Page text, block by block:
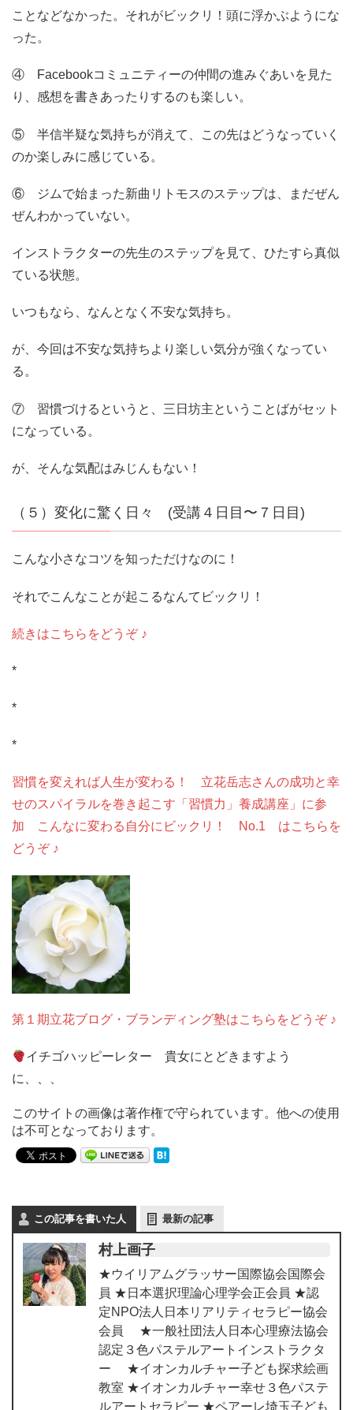
ことなどなかった。それがビックリ！頭に浮かぶようにな
った。
④ Facebookコミュニティーの仲間の進みぐあいを見た
り、感想を書きあったりするのも楽しい。
⑤ 半信半疑な気持ちが消えて、この先はどうなっていく
のか楽しみに感じている。
⑥ ジムで始まった新曲リトモスのステップは、まだぜん
ぜんわかっていない。
インストラクターの先生のステップを見て、ひたすら真似
ている状態。
いつもなら、なんとなく不安な気持ち。
が、今回は不安な気持ちより楽しい気分が強くなってい
る。
⑦ 習慣づけるというと、三日坊主ということばがセット
になっている。
が、そんな気配はみじんもない！
（５）変化に驚く日々 (受講４日目〜７日目)
こんな小さなコツを知っただけなのに！
それでこんなことが起こるなんてビックリ！
続きはこちらをどうぞ ♪
*
*
*
習慣を変えれば人生が変わる！ 立花岳志さんの成功と幸
せのスパイラルを巻き起こす「習慣力」養成講座」に参
加 こんなに変わる自分にビックリ！ No.1 はこちらを
どうぞ ♪
第１期立花ブログ・ブランディング塾はこちらをどうぞ ♪
イチゴハッピーレター 貴女にとどきますよう
に、、、
このサイトの画像は著作権で守られています。他への使用
は不可となっております。
この記事を書いた人 最新の記事
村上画子
★ウイリアムグラッサー国際協会国際会
員 ★日本選択理論心理学会正会員 ★認
定NPO法人日本リアリティセラピー協会
会員 ★一般社団法人日本心理療法協会
認定３色パステルアートインストラクタ
ー ★イオンカルチャー子ども探求絵画
教室 ★イオンカルチャー幸せ３色パステ
ルアートセラピー ★ペアーレ埼玉子ども